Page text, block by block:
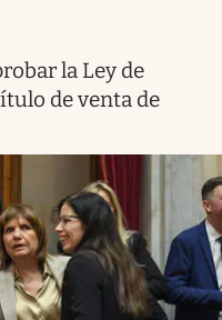
la Ley de
de venta de